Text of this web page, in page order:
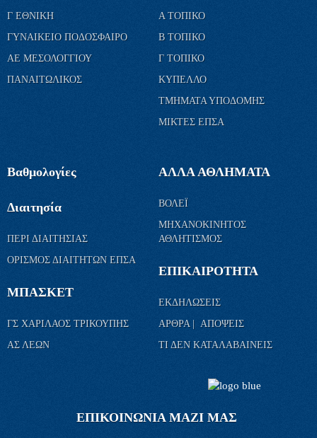
Γ ΕΘΝΙΚΗ
ΓΥΝΑΙΚΕΙΟ ΠΟΔΟΣΦΑΙΡΟ
ΑΕ ΜΕΣΟΛΟΓΓΙΟΥ
ΠΑΝΑΙΤΩΛΙΚΟΣ
Α ΤΟΠΙΚΟ
Β ΤΟΠΙΚΟ
Γ ΤΟΠΙΚΟ
ΚΥΠΕΛΛΟ
ΤΜΗΜΑΤΑ ΥΠΟΔΟΜΗΣ
ΜΙΚΤΕΣ ΕΠΣΑ
Βαθμολογίες
Διαιτησία
ΠΕΡΙ ΔΙΑΙΤΗΣΙΑΣ
ΟΡΙΣΜΟΣ ΔΙΑΙΤΗΤΩΝ ΕΠΣΑ
ΜΠΑΣΚΕΤ
ΓΣ ΧΑΡΙΛΑΟΣ ΤΡΙΚΟΥΠΗΣ
ΑΣ ΛΕΩΝ
ΑΛΛΑ ΑΘΛΗΜΑΤΑ
ΒΟΛΕΪ
ΜΗΧΑΝΟΚΙΝΗΤΟΣ
ΑΘΛΗΤΙΣΜΟΣ
ΕΠΙΚΑΙΡΟΤΗΤΑ
ΕΚΔΗΛΩΣΕΙΣ
ΑΡΘΡΑ | ΑΠΟΨΕΙΣ
ΤΙ ΔΕΝ ΚΑΤΑΛΑΒΑΙΝΕΙΣ
ΕΠΙΚΟΙΝΩΝΙΑ ΜΑΖΙ ΜΑΣ